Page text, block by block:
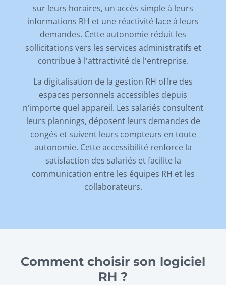
sur leurs horaires, un accès simple à leurs
informations RH et une réactivité face à leurs
demandes. Cette autonomie réduit les
sollicitations vers les services administratifs et
contribue à l'attractivité de l'entreprise.
La digitalisation de la gestion RH offre des
espaces personnels accessibles depuis
n'importe quel appareil. Les salariés consultent
leurs plannings, déposent leurs demandes de
congés et suivent leurs compteurs en toute
autonomie. Cette accessibilité renforce la
satisfaction des salariés et facilite la
communication entre les équipes RH et les
collaborateurs.
Comment choisir son logiciel
RH ?